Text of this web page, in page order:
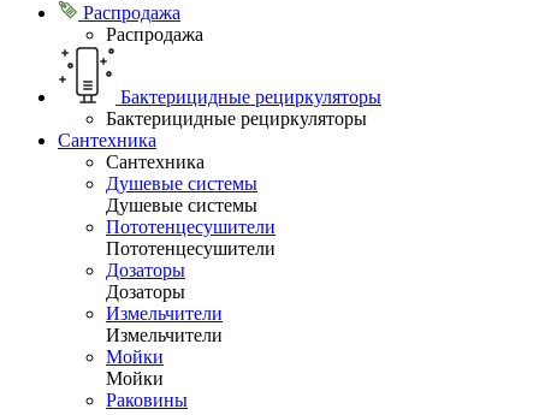
Распродажа
Распродажа
Бактерицидные рециркуляторы
Бактерицидные рециркуляторы
Сантехника
Сантехника
Душевые системы
Душевые системы
Пототенцесушители
Пототенцесушители
Дозаторы
Дозаторы
Измельчители
Измельчители
Мойки
Мойки
Раковины